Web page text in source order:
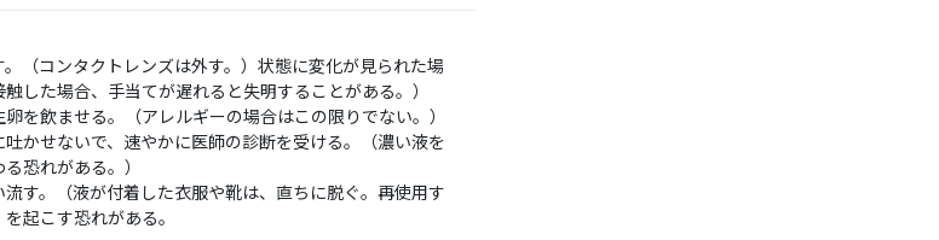
（コンタクトレンズは外す。）状態に変化が見られた場
した場合、手当てが遅れると失明することがある。）
を飲ませる。（アレルギーの場合はこの限りでない。）
かせないで、速やかに医師の診断を受ける。（濃い液を
恐れがある。）
す。（液が付着した衣服や靴は、直ちに脱ぐ。再使用す
起こす恐れがある。